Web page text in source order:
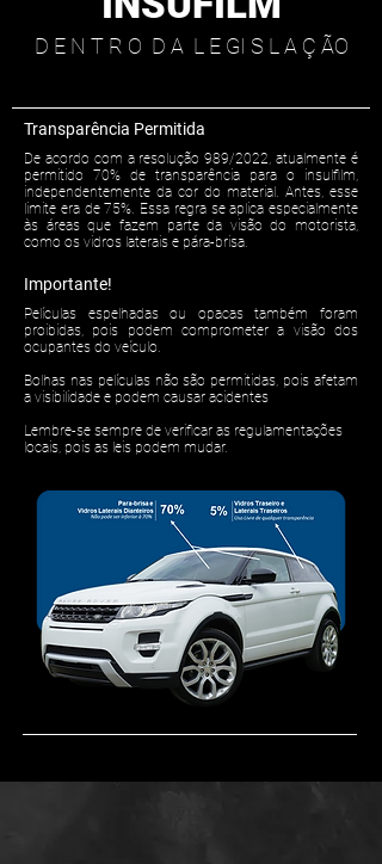
D E N T R O D A L E GI S L A Ç ÃO
Transparência Permitida
De acordo com a resolução 989/2022, atualmente é
permitido 70% de transparência para o insulfilm,
independentemente da cor do material. Antes, esse
limite era de 75%. Essa regra se aplica especialmente
às áreas que fazem parte da visão do motorista,
como os vidros laterais e pára-brisa.
Importante!
Películas espelhadas ou opacas também foram
proibidas, pois podem comprometer a visão dos
ocupantes do veículo.
Bolhas nas películas não são permitidas, pois afetam
a visibilidade e podem causar acidentes
Lembre-se sempre de verificar as regulamentações
locais, pois as leis podem mudar.